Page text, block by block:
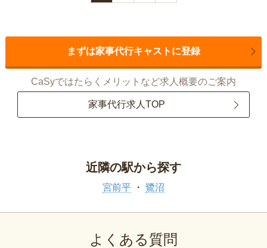
まずは家事代行キャストに登録
CaSyではたらくメリットなど求人概要のご案内
家事代行求人TOP
近隣の駅から探す
宮前平 鷺沼
よくある質問